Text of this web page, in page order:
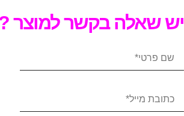
יש שאלה בקשר למוצר